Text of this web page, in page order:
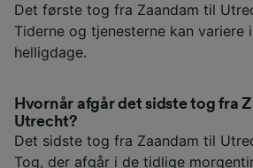
Det første tog fra Zaandam til
Tiderne og tjenesterne kan variere
helligdage.
Hvornår afgår det sidste tog fra
Utrecht?
Det sidste tog fra Zaandam til
Tog, der afgår i de tidlige